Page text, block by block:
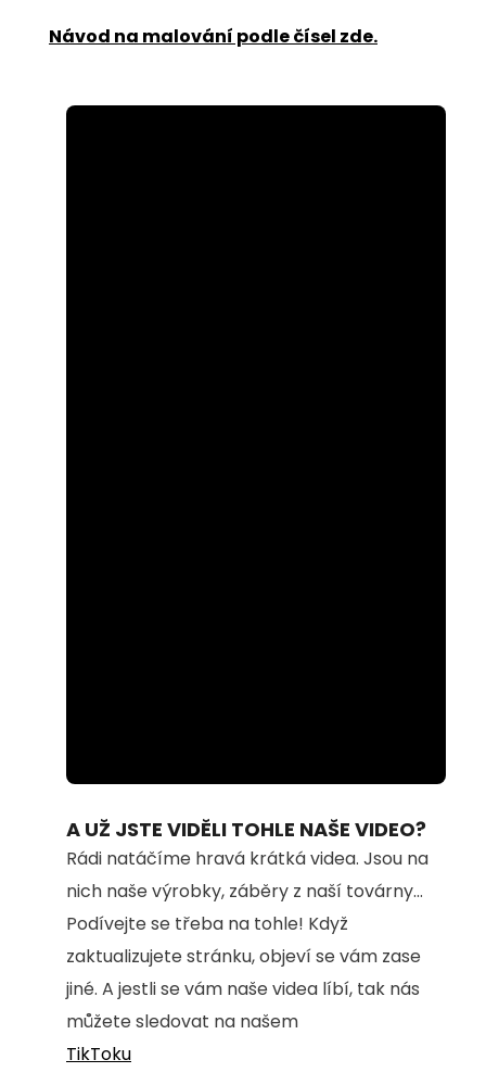
Návod na malování podle čísel zde.
94.54%
A UŽ JSTE VIDĚLI TOHLE NAŠE VIDEO?
Rádi natáčíme hravá krátká videa. Jsou na
nich naše výrobky, záběry z naší továrny...
Podívejte se třeba na tohle! Když
zaktualizujete stránku, objeví se vám zase
jiné. A jestli se vám naše videa líbí, tak nás
můžete sledovat na našem
TikToku